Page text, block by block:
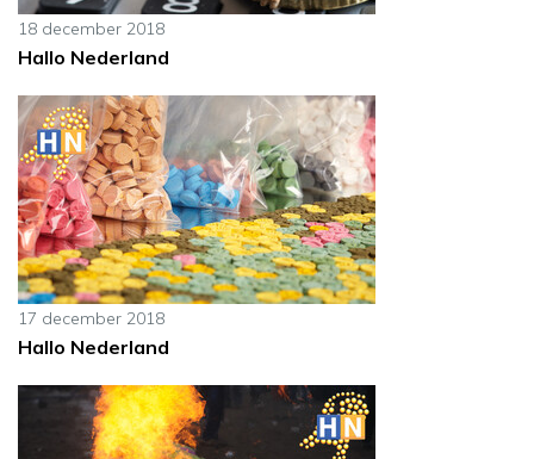
18 december 2018
Hallo Nederland
17 december 2018
Hallo Nederland